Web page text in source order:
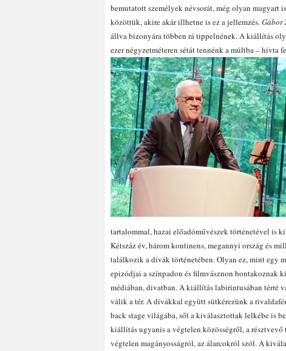
bemutatott személyek névsorát, még olyan magyart
közöttük, akire akár illhetne is ez a jellemzés.Gábor
állva bizonyára többen rá tippelnének. A kiállítás
ezer négyzetméteren sétát tennénk a múltba –hívta
tartalommal, hazai előadóművészek történetével is
Kétszáz év, három kontinens, megannyi ország és
találkozik a dívák történetében. Olyan ez, mint egy
epizódjai a színpadon és filmvásznon bontakoznak
médiában, divatban. A kiállítás labirintusában térré
válik a tér. A dívákkal együtt sütkérezünk a
back stage világába, sőt a kiválasztottak lelkébe is
kiállítás ugyanis a végtelen közösségről, a résztvevő
végtelen magányosságról, az álarcokról szól. A